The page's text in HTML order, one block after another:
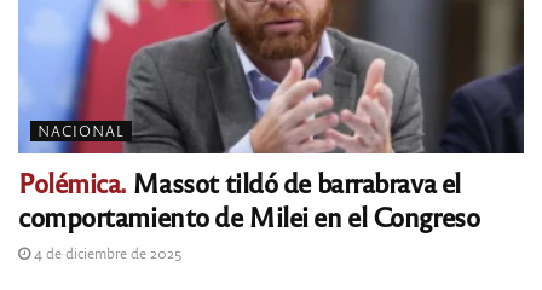
NACIONAL
Polémica. Massot tildó de barrabrava el
comportamiento de Milei en el Congreso
4 de diciembre de 2025